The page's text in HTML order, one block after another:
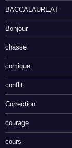
BACCALAUREAT
Bonjour
chasse
comique
conflit
Correction
courage
cours